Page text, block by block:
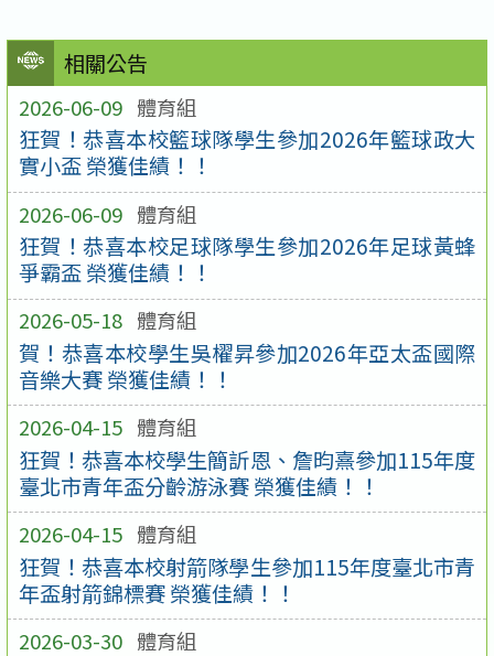
相關公告
2026-06-09 體育組
狂賀！恭喜本校籃球隊學生參加2026年籃球政大
實小盃 榮獲佳績！！
2026-06-09 體育組
狂賀！恭喜本校足球隊學生參加2026年足球黃蜂
爭霸盃 榮獲佳績！！
2026-05-18 體育組
賀！恭喜本校學生吳櫂昇參加2026年亞太盃國際
音樂大賽 榮獲佳績！！
2026-04-15 體育組
狂賀！恭喜本校學生簡訢恩、詹昀熹參加115年度
臺北市青年盃分齡游泳賽 榮獲佳績！！
2026-04-15 體育組
狂賀！恭喜本校射箭隊學生參加115年度臺北市青
年盃射箭錦標賽 榮獲佳績！！
2026-03-30 體育組